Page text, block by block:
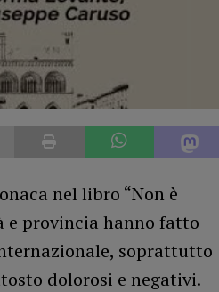
nel libro “Non è
e provincia hanno fatto
soprattutto
dolorosi e negativi.